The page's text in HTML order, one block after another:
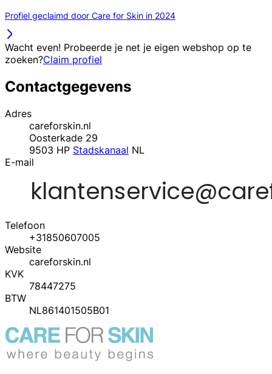
Profiel geclaimd door Care for Skin in 2024
Wacht even! Probeerde je net je eigen webshop op te
zoeken?Claim profiel
Contactgegevens
Adres
careforskin.nl
Oosterkade 29
9503 HP Stadskanaal NL
E-mail
Telefoon
+31850607005
Website
careforskin.nl
KVK
78447275
BTW
NL861401505B01